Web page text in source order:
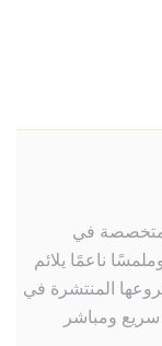
متخصصة في
ناعمًا يلائم
المنتشرة في
ومباشر